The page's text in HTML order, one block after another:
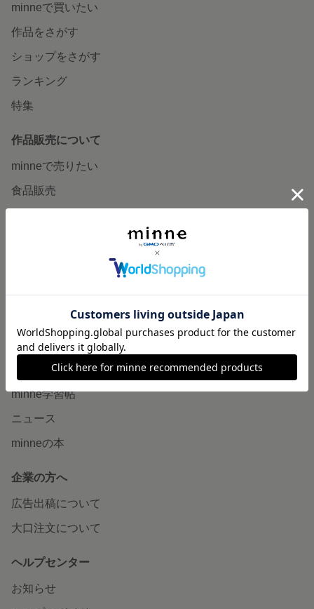
minneで買いたい
作品をさがす
ショップをさがす
ランキング
特集
作品販売について
minneで売りたい
食品販売
販売支援企画・イベント
読みもの
minneとものづくりと
minne学習帖
ニュース
minneの本
企業の方へ
広告出稿について
大口注文について
ヘルプセンター
お知らせ